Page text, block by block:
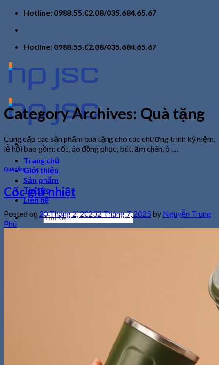
Skip
content
Hotline: 0988.55.02.08/035.684.65.67
Hotline: 0988.55.02.08/035.684.65.67
Trang chủ
Giới thiệu
Sản phẩm
Tin tức
Liên hệ
Tìm
kiếm:
Category Archives: Quà tặng
Cung cấp các sản phẩm quà tặng cho các chương trình kỷ niệm,
lễ hội bao gồm: cốc, áo đồng phục, bút, ấm chén, ô ….
Quà tặng
Cốc giữ nhiệt
Posted on 20 Tháng 2, 20232 Tháng 7, 2025 by Nguyễn Trung
Phú